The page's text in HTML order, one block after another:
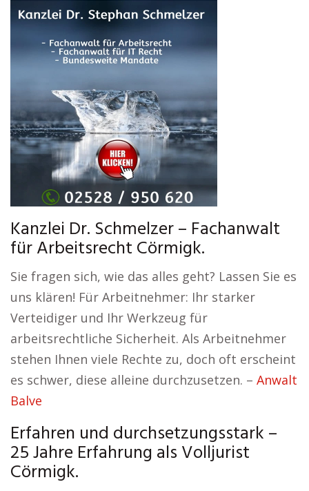
Kanzlei Dr. Schmelzer – Fachanwalt
für Arbeitsrecht Cörmigk.
Sie fragen sich, wie das alles geht? Lassen Sie es
uns klären! Für Arbeitnehmer: Ihr starker
Verteidiger und Ihr Werkzeug für
arbeitsrechtliche Sicherheit. Als Arbeitnehmer
stehen Ihnen viele Rechte zu, doch oft erscheint
es schwer, diese alleine durchzusetzen. – Anwalt
Balve
Erfahren und durchsetzungsstark –
25 Jahre Erfahrung als Volljurist
Cörmigk.